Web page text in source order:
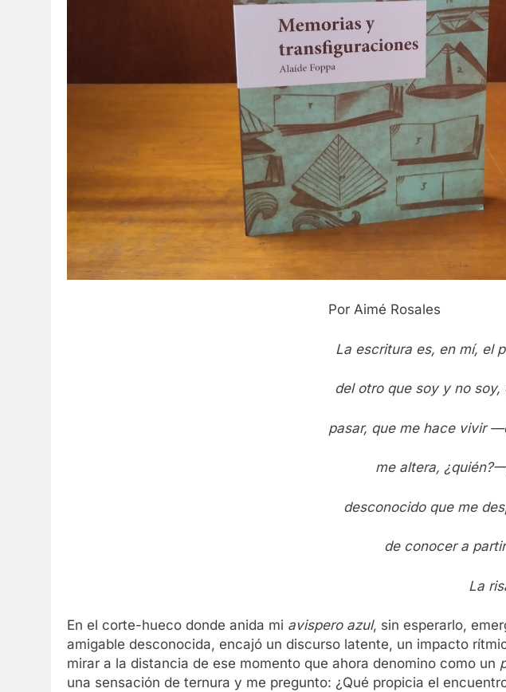
Por Aimé Rosales
La escritura es, en mí, el
del otro que soy y no
pasar, que me hace vivir
me altera,
desconocido que me
de conocer a
La
En el corte-hueco donde anida mi avispero azul, sin esperarlo,
amigable desconocida, encajó un discurso latente, un impacto
mirar a la distancia de ese momento que ahora denomino como un
una sensación de ternura y me pregunto: ¿Qué propicia el